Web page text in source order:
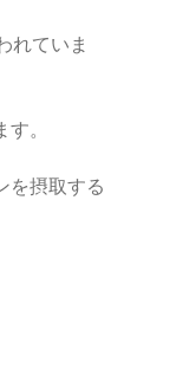
れていま
。
を摂取する